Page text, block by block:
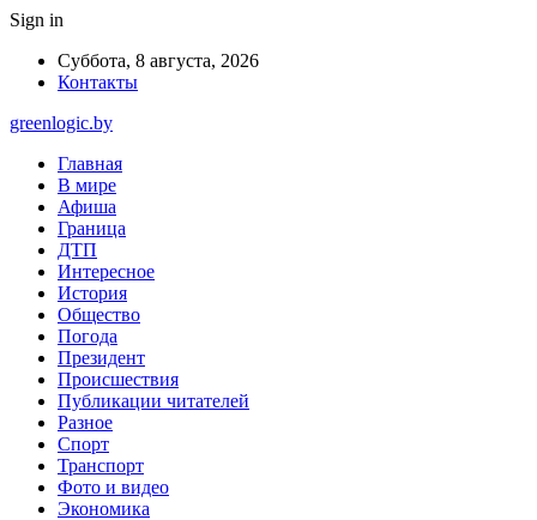
Sign in
Суббота, 8 августа, 2026
Контакты
greenlogic.by
Главная
В мире
Афиша
Граница
ДТП
Интересное
История
Общество
Погода
Президент
Происшествия
Публикации читателей
Разное
Спорт
Транспорт
Фото и видео
Экономика